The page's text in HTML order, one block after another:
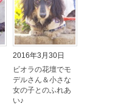
2016年3月30日
ビオラの花壇でモ
デルさん＆小さな
女の子とのふれあ
い♪